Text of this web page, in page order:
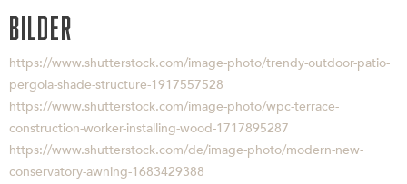
Bilder
https://www.shutterstock.com/image-photo/trendy-outdoor-patio-
pergola-shade-structure-1917557528
https://www.shutterstock.com/image-photo/wpc-terrace-
construction-worker-installing-wood-1717895287
https://www.shutterstock.com/de/image-photo/modern-new-
conservatory-awning-1683429388